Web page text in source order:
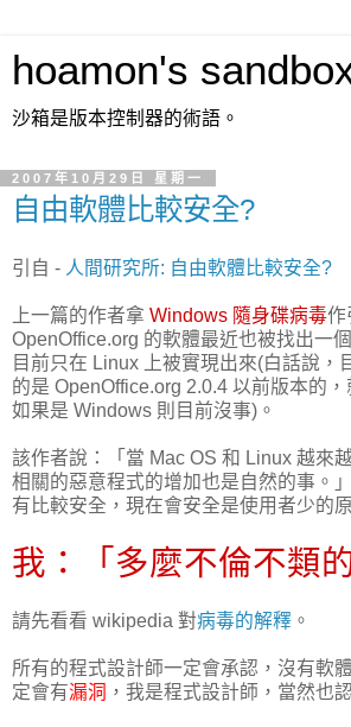
hoamon's
沙箱是版本控制器的術語。
2007年10月29日 星期一
自由軟體比較安全?
引自 - 人間研究所: 自由軟體比較安全?
上一篇的作者拿 Windows 隨身碟病毒作
OpenOffice.org 的軟體最近也被找出一
目前只在 Linux 上被實現出來(白話說，
的是 OpenOffice.org 2.0.4 以前版本的，
如果是 Windows 則目前沒事)。
該作者說：「當 Mac OS 和 Linux 越來
相關的惡意程式的增加也是自然的事。
有比較安全，現在會安全是使用者少的
我：「多麼不倫不類
請先看看 wikipedia 對病毒的解釋 。
所有的程式設計師一定會承認，沒有軟
定會有漏洞 ，我是程式設計師，當然也